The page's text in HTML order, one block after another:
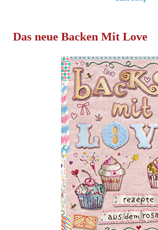
Das neue Backen Mit Love